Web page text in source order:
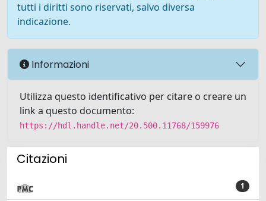
tutti i diritti sono riservati, salvo diversa
indicazione.
Informazioni
Utilizza questo identificativo per citare o creare un
link a questo documento:
https://hdl.handle.net/20.500.11768/159976
Citazioni
1